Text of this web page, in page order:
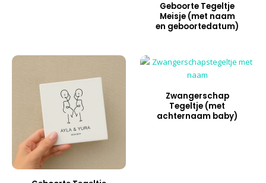
Geboorte Tegeltje
Meisje (met naam
en geboortedatum)
Zwangerschap
Tegeltje (met
achternaam baby)